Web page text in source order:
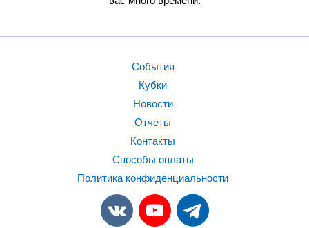
События
Кубки
Новости
Отчеты
Контакты
Способы оплаты
Политика конфиденциальности